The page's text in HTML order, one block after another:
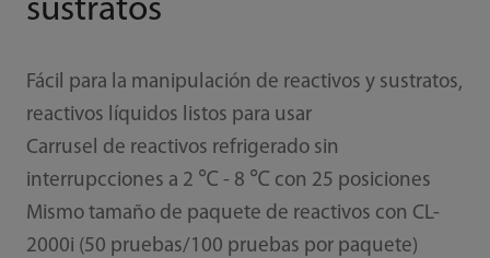
sustratos
Fácil para la manipulación de reactivos y sustratos,
reactivos líquidos listos para usar
Carrusel de reactivos refrigerado sin
interrupcciones a 2 ℃ - 8 ℃ con 25 posiciones
Mismo tamaño de paquete de reactivos con CL-
2000i (50 pruebas/100 pruebas por paquete)